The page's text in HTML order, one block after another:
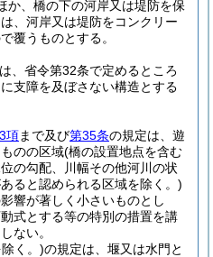
か、橋の下の河岸又は堤防を保
、河岸又は堤防をコンクリー
覆うものとする。
は、省令第32条で定めるところ
支障を及ぼさない構造とする
項まで及び第35条の規定は、遊
のの区域(橋の設置地点を含む
の勾配、川幅その他河川の状
ると認められる区域を除く。)
響が著しく小さいものとし
式とする等の特別の措置を講
ない。
除く。)の規定は、堰又は水門と